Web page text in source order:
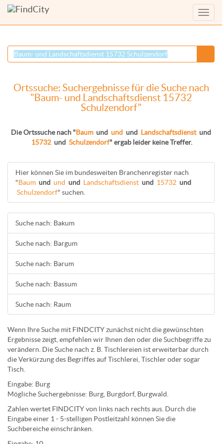
Menü
Ortssuche: Suchergebnisse für die Suche nach
"Baum- und Landschaftsdienst 15732
Schulzendorf"
Die Ortssuche nach "Baum und und und Landschaftsdienst und
15732 und Schulzendorf" ergab leider keine Treffer.
Hier können Sie im bundesweiten Branchenregister nach
"Baum und und und Landschaftsdienst und 15732 und
Schulzendorf" suchen.
Suche nach: Bakum
Suche nach: Bargum
Suche nach: Barum
Suche nach: Bassum
Suche nach: Raum
Wenn Ihre Suche mit FINDCITY zunächst nicht die gewünschten
Ergebnisse zeigt, empfehlen wir Ihnen den oder die Suchbegriffe zu
verändern. Die Suche nach z. B. Tischlereien ist erweiterbar durch
die Verkürzung des Begriffes aufTischlerei Tischleroder sogar
Tisch
Eingabe: Burg
Mögliche Suchergebnisse: Burg Burgdorf, Burgwald.
Zahlen wertet FINDCITY von links nach rechts aus. Durch die
Eingabe einer 1 - 5-stelligen Postleitzahl können Sie die
Suchbereiche einschränken.